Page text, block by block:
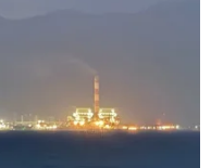
corona, du
người Trung Quốc